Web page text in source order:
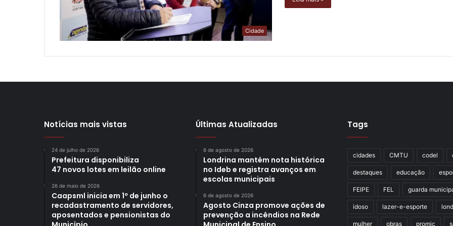
Cidade
Notícias mais vistas
24 de julho de 2026
Prefeitura disponibiliza
47 novos lotes em leilão online
26 de maio de 2026
Caapsml inicia em 1º de junho o
recadastramento de servidores,
aposentados e pensionistas do
Últimas Atualizadas
6 de agosto de 2026
Londrina mantém nota histórica
no Ideb e registra avanços em
escolas municipais
6 de agosto de 2026
Agosto Cinza promove ações de
prevenção a incêndios na Rede
Tags
cidades CMTU codel
destaques educação
FEIPE FEL guarda
idoso lazer-e-esporte
mulher obras promic